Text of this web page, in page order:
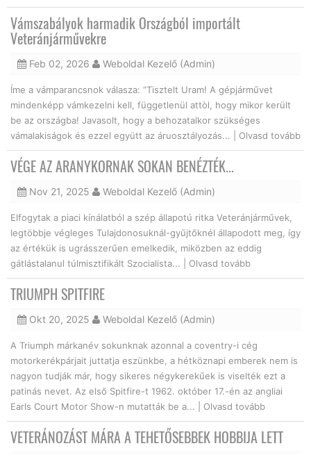
Vámszabályok harmadik Országból importált
Veteránjárművekre
Feb 02, 2026 Weboldal Kezelő (Admin)
Íme a vámparancsnok válasza: “Tisztelt Uram! A gépjárművet
mindenképp vámkezelni kell, függetlenül attòl, hogy mikor került
be az országba! Javasolt, hogy a behozatalkor szükséges
vámalakiságok és ezzel együtt az áruosztályozás... | Olvasd tovább
VÉGE AZ ARANYKORNAK SOKAN BENÉZTÉK...
Nov 21, 2025 Weboldal Kezelő (Admin)
Elfogytak a piaci kínálatból a szép állapotú ritka Veteránjárművek,
legtöbbje végleges Tulajdonosuknál-gyűjtőknél állapodott meg, így
az értékük is ugrásszerűen emelkedik, miközben az eddig
gátlástalanul túlmisztifikált Szocialista... | Olvasd tovább
TRIUMPH SPITFIRE
Okt 20, 2025 Weboldal Kezelő (Admin)
A Triumph márkanév sokunknak azonnal a coventry-i cég
motorkerékpárjait juttatja eszünkbe, a hétköznapi emberek nem is
nagyon tudják már, hogy sikeres négykerekűek is viselték ezt a
patinás nevet. Az első Spitfire-t 1962. október 17.-én az angliai
Earls Court Motor Show-n mutatták be a... | Olvasd tovább
VETERÁNOZÁST MÁRA A TEHETŐSEBBEK HOBBIJA LETT